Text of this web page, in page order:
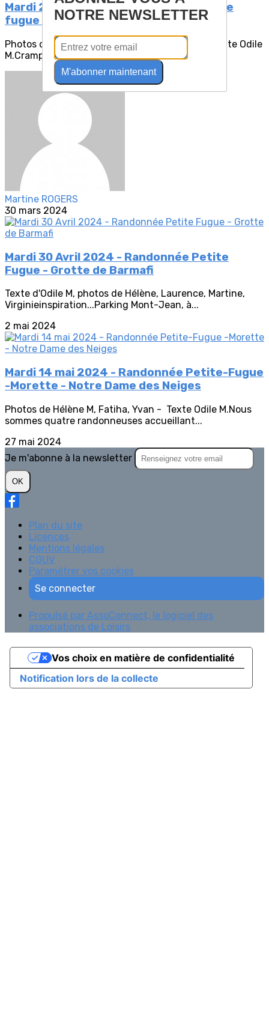
Mardi 26 mars 2024 - Randonnée Petite
fugue au Chalet du Drison
Photos de Martine, Quitterie, Thierry, Virginie, texte Odile
M.Crampon, le mot-souvenir de cette...
Martine ROGERS
30 mars 2024
Mardi 30 Avril 2024 - Randonnée Petite
Fugue - Grotte de Barmafi
Texte d'Odile M, photos de Hélène, Laurence, Martine,
Virginieinspiration...Parking Mont-Jean, à...
2 mai 2024
Mardi 14 mai 2024 - Randonnée Petite-Fugue
-Morette - Notre Dame des Neiges
Photos de Hélène M, Fatiha, Yvan - Texte Odile M.Nous
sommes quatre randonneuses accueillant...
27 mai 2024
Je m'abonne à la newsletter
OK
Plan du site
Licences
Mentions légales
CGUV
Paramétrer vos cookies
Se connecter
Propulsé par AssoConnect, le logiciel des
associations de Loisirs
Notification lors de la collecte
Vos choix en matière de confidentialité
NOTRE NEWSLETTER
M'abonner maintenant